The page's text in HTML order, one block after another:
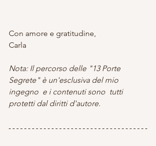
Con amore e gratitudine,
Carla
Nota: Il percorso delle "13 Porte
Segrete" è un'esclusiva del mio
ingegno  e i contenuti sono  tutti
protetti dal diritti d'autore.